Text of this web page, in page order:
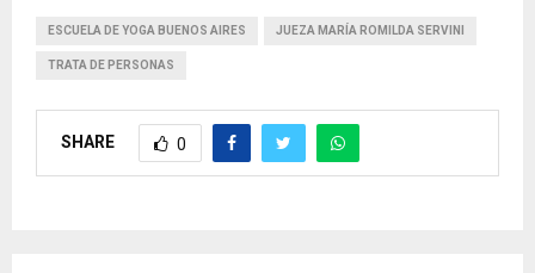
ESCUELA DE YOGA BUENOS AIRES JUEZA MARÍA ROMILDA SERVINI
TRATA DE PERSONAS
SHARE 0